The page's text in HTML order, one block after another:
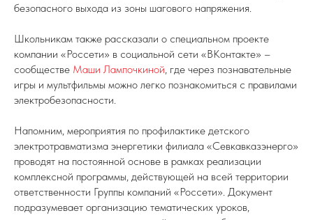
безопасного выхода из зоны шагового напряжения.
Школьникам также рассказали о специальном проекте
компании «Россети» в социальной сети «ВКонтакте» –
сообществе Маши Лампочкиной, где через познавательные
игры и мультфильмы можно легко познакомиться с правилами
электробезопасности.
Напомним, мероприятия по профилактике детского
электротравматизма энергетики филиала «Севкавказэнерго»
проводят на постоянной основе в рамках реализации
комплексной программы, действующей на всей территории
ответственности Группы компаний «Россети». Документ
подразумевает организацию тематических уроков,